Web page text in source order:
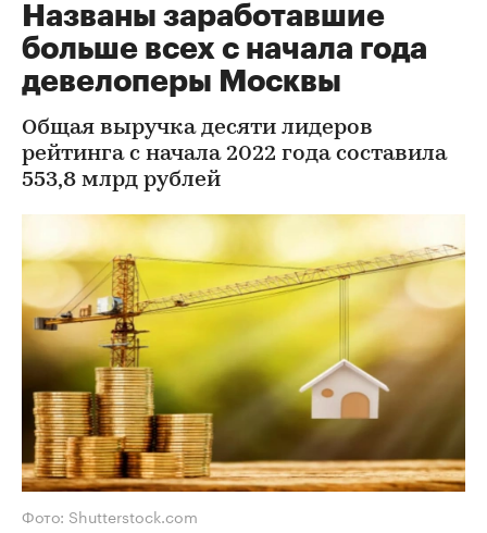
Названы заработавшие
больше всех с начала года
девелоперы Москвы
Общая выручка десяти лидеров
рейтинга с начала 2022 года составила
553,8 млрд рублей
Фото: Shutterstock.com